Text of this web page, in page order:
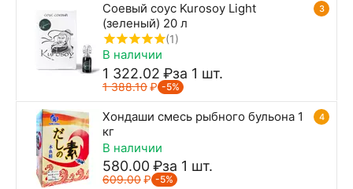
3
Соевый соус Kurosoy Light
(зеленый) 20 л
(1)
В наличии
1 322.02 ₽за 1 шт.
1 388.10₽ -5%
4
Хондаши смесь рыбного бульона 1
кг
В наличии
580.00 ₽за 1 шт.
609.00₽ -5%